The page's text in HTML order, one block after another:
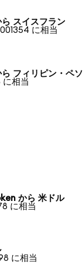
スイスフラン
に相当
フィリピン・ペソ
に相当
から 米ドル
に相当
に相当